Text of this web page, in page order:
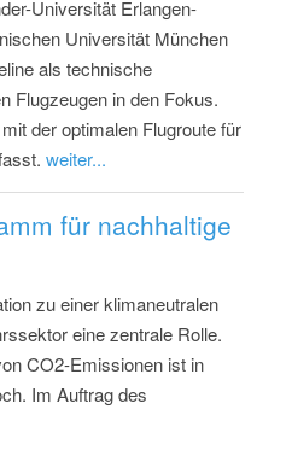
Universität Erlangen-
Universität München
als technische
Flugzeugen in den Fokus.
der optimalen Flugroute für
weiter...
für nachhaltige
zu einer klimaneutralen
eine zentrale Rolle.
CO2-Emissionen ist in
Im Auftrag des